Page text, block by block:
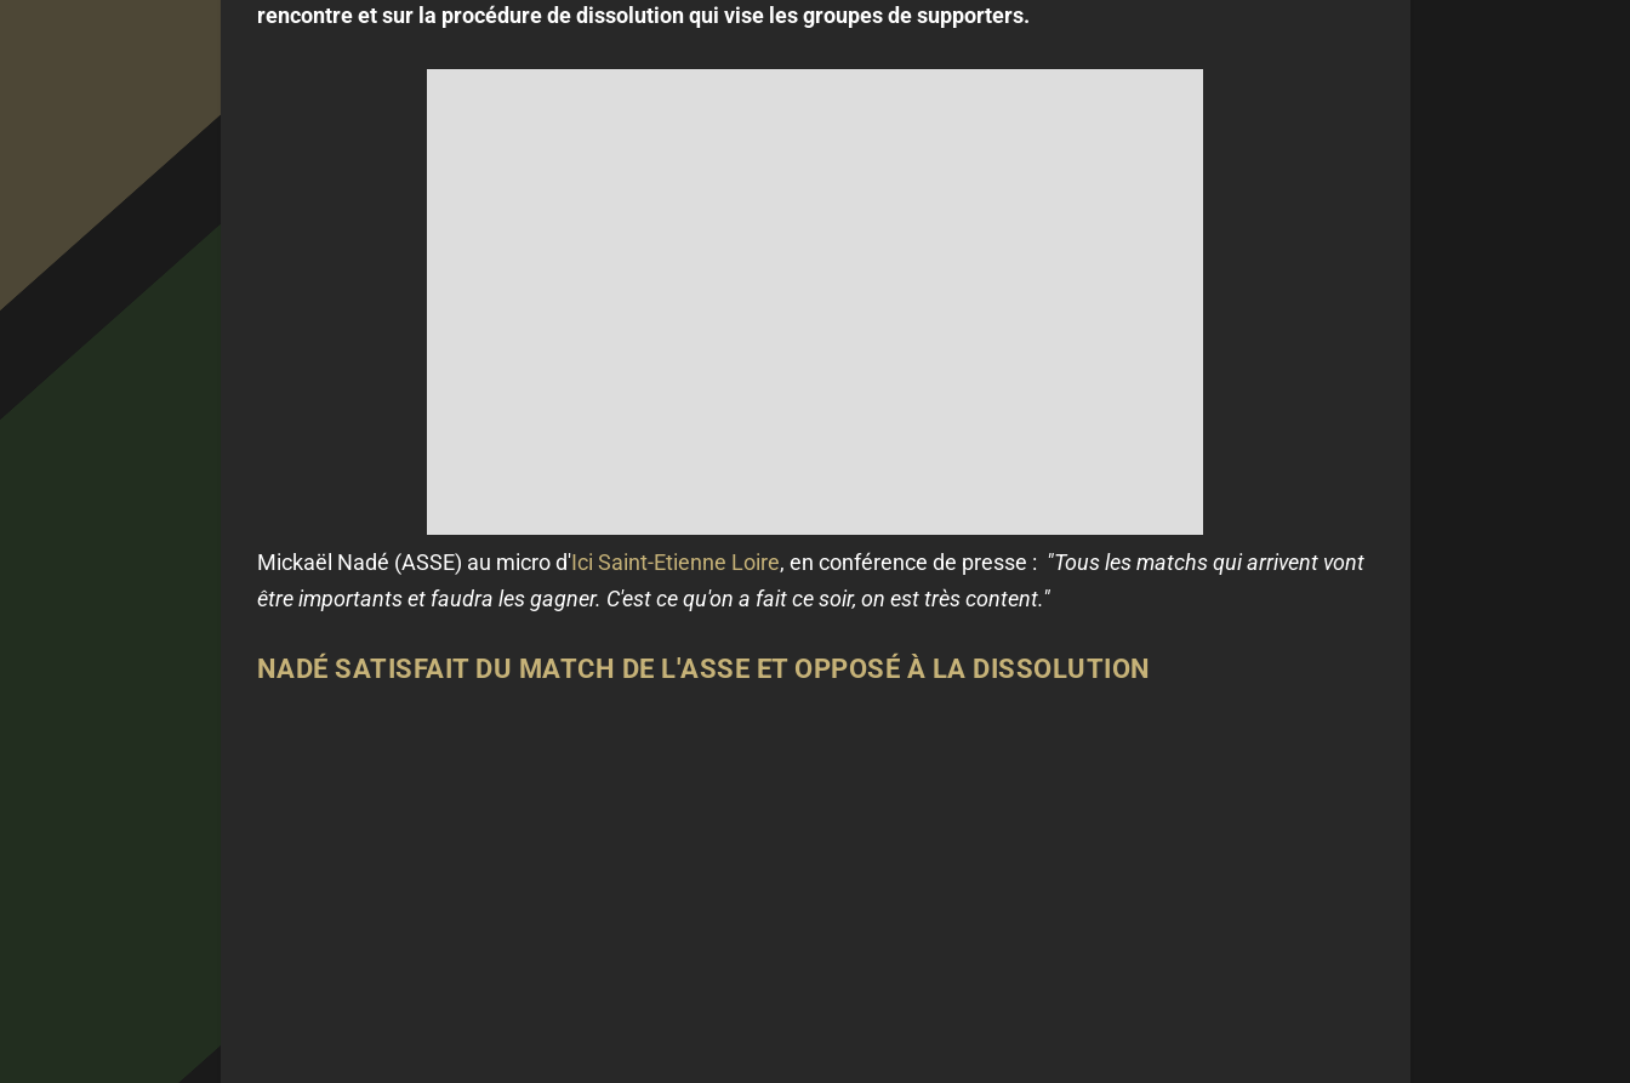
rencontre et sur la procédure de dissolution qui vise les groupes de supporters.
Mickaël Nadé (ASSE) au micro d'Ici Saint-Etienne Loire, en conférence de presse : "Tous les matchs qui arrivent vont
être importants et faudra les gagner. C'est ce qu'on a fait ce soir, on est très content."
NADÉ SATISFAIT DU MATCH DE L'ASSE ET OPPOSÉ À LA DISSOLUTION